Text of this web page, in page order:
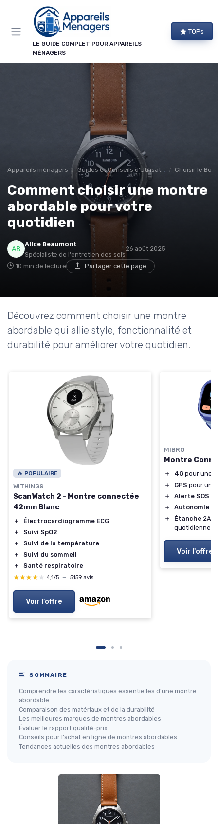
LE GUIDE COMPLET POUR APPAREILS
MÉNAGERS
TOPs
Appareils ménagers Guides et Conseils d'Utilisation Choisir le Bon
Comment choisir une montre
abordable pour votre
quotidien
Alice Beaumont
Spécialiste de l'entretien des sols
26 août 2025
10 min de lecture Partager cette page
Découvrez comment choisir une montre
abordable qui allie style, fonctionnalité et
durabilité pour améliorer votre quotidien.
🔥 POPULAIRE
WITHINGS
ScanWatch 2 - Montre connectée
42mm Blanc
＋
Électrocardiogramme ECG
＋
Suivi SpO2
＋
Suivi de la température
＋
Suivi du sommeil
＋
Santé respiratoire
★★★★★
★★★★★ 4,1/5 — 5159 avis
Voir l'offre
MIBRO
Montre
＋ 4G pour une
＋
GPS pour une
＋
Alerte SOS
＋
Autonomie
＋
Étanche
quotidienne
Voir l'offre
SOMMAIRE
Comprendre les caractéristiques essentielles d'une montre
abordable
Comparaison des matériaux et de la durabilité
Les meilleures marques de montres abordables
Évaluer le rapport qualité-prix
Conseils pour l'achat en ligne de montres abordables
Tendances actuelles des montres abordables
Panneau de gestion des cookies